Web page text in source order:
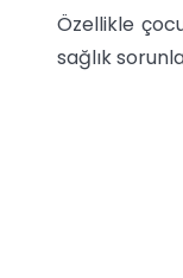
Özellikle
sağlık